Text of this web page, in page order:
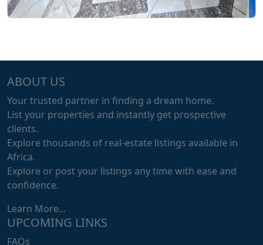
ABOUT US
Your trusted partner in finding a dream home.
List your properties and instantly get prospective
clients.
Explore thousands of real-estate listings available in
Africa.
Explore or post your listings any time with ease and
confidence.
Learn More...
UPCOMING LINKS
FAQs